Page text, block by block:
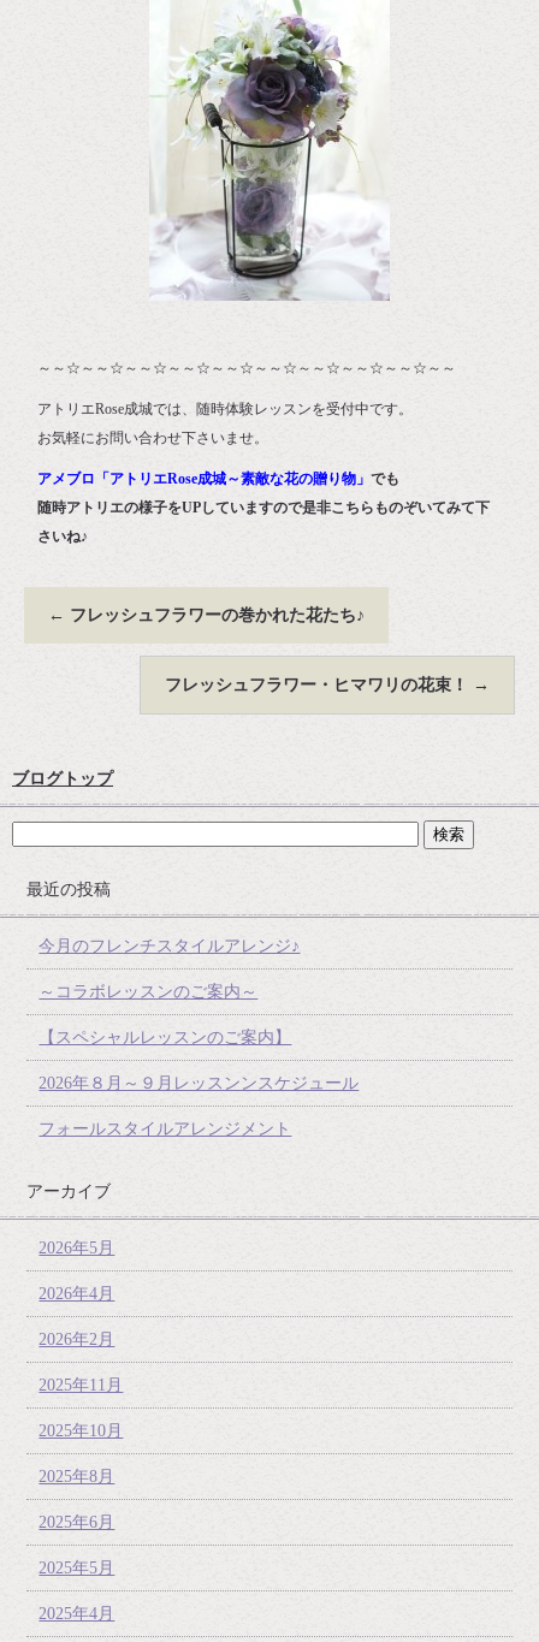
～～☆～～☆～～☆～～☆～～☆～～☆～～☆～～☆～～☆～～
アトリエRose成城では、随時体験レッスンを受付中です。
お気軽にお問い合わせ下さいませ。
アメブロ「アトリエRose成城～素敵な花の贈り物」でも
随時アトリエの様子をUPしていますので是非こちらものぞいてみて下
さいね♪
← フレッシュフラワーの巻かれた花たち♪
フレッシュフラワー・ヒマワリの花束！ →
ブログトップ
最近の投稿
今月のフレンチスタイルアレンジ♪
～コラボレッスンのご案内～
【スペシャルレッスンのご案内】
2026年８月～９月レッスンンスケジュール
フォールスタイルアレンジメント
アーカイブ
2026年5月
2026年4月
2026年2月
2025年11月
2025年10月
2025年8月
2025年6月
2025年5月
2025年4月